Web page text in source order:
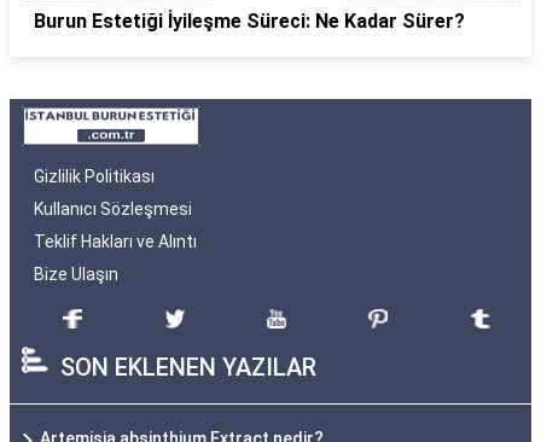
Burun Estetiği İyileşme Süreci: Ne Kadar Sürer?
Gizlilik Politikası
Kullanıcı Sözleşmesi
Teklif Hakları ve Alıntı
Bize Ulaşın
SON EKLENEN YAZILAR